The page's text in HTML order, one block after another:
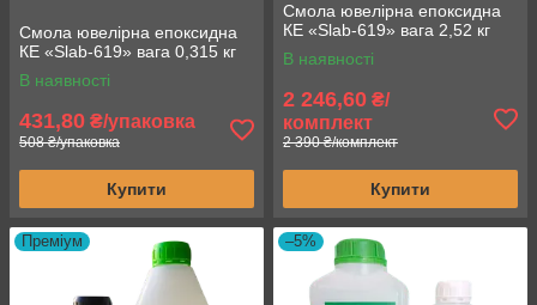
Смола ювелірна епоксидна
КЕ «Slab-619» вага 0,315 кг
В наявності
431,80 ₴/упаковка
508 ₴/упаковка
Купити
Смола ювелірна епоксидна
КЕ «Slab-619» вага 2,52 кг
В наявності
2 246,60 ₴/
комплект
2 390 ₴/комплект
Купити
Преміум –5%